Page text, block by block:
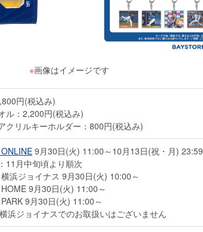
※画像はイメージです
円(税込み)
ル：2,200円(税込み)
クリルキーホルダー：800円(税込み)
9月30日(火) 11:00～10月13日(祝・月) 23:59
11月中旬頃より順次
横浜ジョイナス 9月30日(火) 10:00～
HOME 9月30日(火) 11:00～
9月30日(火) 11:00～
浜ジョイナスでのお取扱いはございません